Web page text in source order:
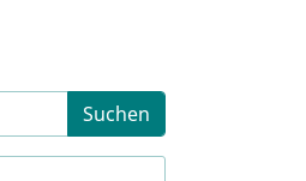
Suchen